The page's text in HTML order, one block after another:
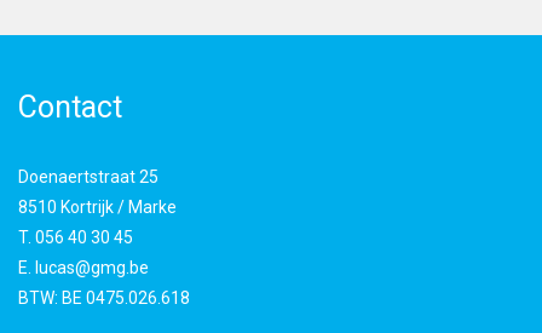
Contact
Doenaertstraat 25
8510 Kortrijk / Marke
T. 056 40 30 45
E.
lucas@gmg.be
BTW: BE 0475.026.618